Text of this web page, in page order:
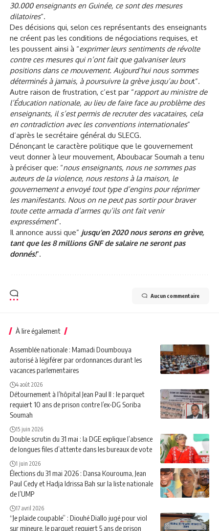
30.000 enseignants en Guinée, ce sont des mesures
dilatoires“.
Des décisions qui, selon ces représentants des enseignants
ne créent pas les conditions de négociations requises, et
les poussent ainsi à “exprimer leurs sentiments de révolte
contre ces mesures qui n’ont fait que galvaniser leurs
positions dans ce mouvement. Aujourd’hui nous sommes
déterminés à jamais, à poursuivre la grève jusqu’au bout”.
Autre raison de frustration, c’est par “rapport au ministre de
l’Éducation nationale, au lieu de faire face au problème des
enseignants, il s’est permis de recruter des vacataires, cela
en contradiction avec les conventions internationales”
d’après le secrétaire général du SLECG.
Dénonçant le caractère politique que le gouvernement
veut donner à leur mouvement, Aboubacar Soumah a tenu
à préciser que: “nous enseignants, nous ne sommes pas
auteurs de la violence, nous restons à la maison, le
gouvernement a envoyé tout type d’engins pour réprimer
les manifestants. Nous on ne peut pas sortir pour braver
toute cette armada d’armes qu’ils ont fait venir
expressément“.
Il annonce aussi que” jusqu’en 2020 nous serons en grève,
tant que les 8 millions GNF de salaire ne seront pas
donnés!“.
Aucun commentaire
À lire également
Assemblée nationale : Mamadi Doumbouya
autorisé à légiférer par ordonnances durant les
vacances parlementaires
4 août 2026
Détournement à l’hôpital Jean Paul II : le parquet
requiert 10 ans de prison contre l’ex-DG Soriba
Soumah
15 juin 2026
Double scrutin du 31 mai : la DGE explique l’absence
de longues files d’attente dans les bureaux de vote
1 juin 2026
Élections du 31 mai 2026 : Dansa Kourouma, Jean
Paul Cedy et Hadja Idrissa Bah sur la liste nationale
de l’UMP
17 avril 2026
“Je plaide coupable” : Diouhé Diallo jugé pour viol
sur mineure, le parquet requiert 5 ans de prison